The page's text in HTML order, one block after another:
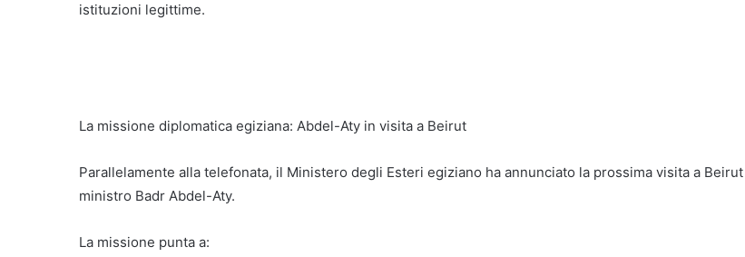
istituzioni legittime.
La missione diplomatica egiziana: Abdel-Aty in visita a Beirut
Parallelamente alla telefonata, il Ministero degli Esteri egiziano ha annunciato la prossima visita a
ministro Badr Abdel-Aty.
La missione punta a: